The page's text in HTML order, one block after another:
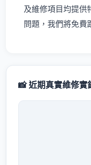
及維修項目均提供
問題，我們將免費
📸 近期真實維修實